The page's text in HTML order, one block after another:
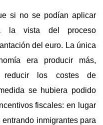
si no se podían aplicar
la vista del proceso
del euro. La única
era producir más,
reducir los costes de
se hubiera podido
fiscales: en lugar
inmigrantes para